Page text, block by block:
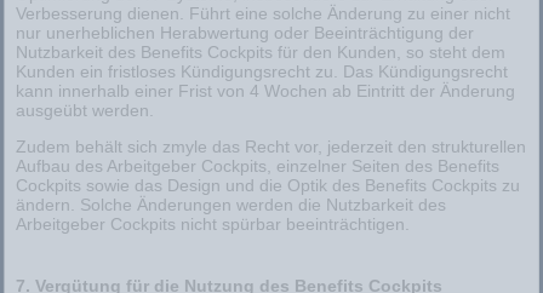
Verbesserung dienen. Führt eine solche Änderung zu einer nicht
nur unerheblichen Herabwertung oder Beeinträchtigung der
Nutzbarkeit des Benefits Cockpits für den Kunden, so steht dem
Kunden ein fristloses Kündigungsrecht zu. Das Kündigungsrecht
kann innerhalb einer Frist von 4 Wochen ab Eintritt der Änderung
ausgeübt werden.
Zudem behält sich zmyle das Recht vor, jederzeit den strukturellen
Aufbau des Arbeitgeber Cockpits, einzelner Seiten des Benefits
Cockpits sowie das Design und die Optik des Benefits Cockpits zu
ändern. Solche Änderungen werden die Nutzbarkeit des
Arbeitgeber Cockpits nicht spürbar beeinträchtigen.
7. Vergütung für die Nutzung des Benefits Cockpits